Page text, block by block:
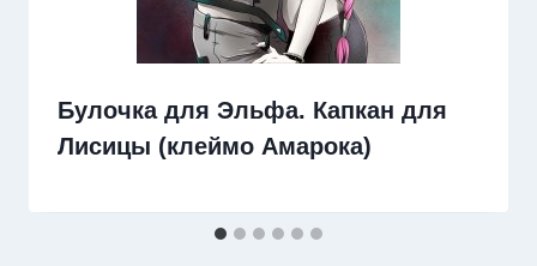
Булочка для Эльфа. Капкан для
Лисицы (клеймо Амарока)